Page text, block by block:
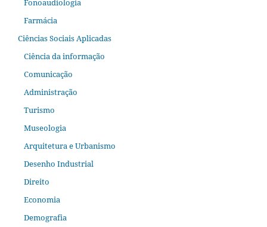
Fonoaudiologia
Farmácia
Ciências Sociais Aplicadas
Ciência da informação
Comunicação
Administração
Turismo
Museologia
Arquitetura e Urbanismo
Desenho Industrial
Direito
Economia
Demografia